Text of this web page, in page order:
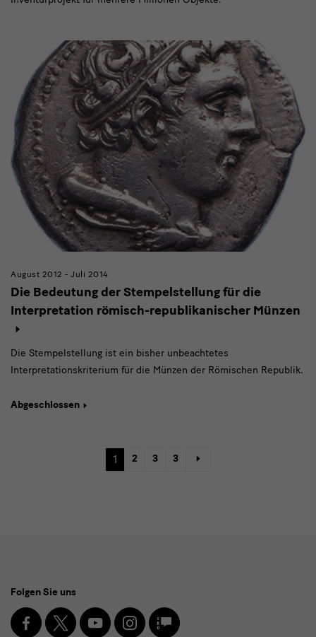
August 2012 - Juli 2014
Die Bedeutung der Stempelstellung für die
Interpretation römisch-republikanischer Münzen
Die Stempelstellung ist ein bisher unbeachtetes
Interpretationskriterium für die Münzen der Römischen Republik.
Abgeschlossen
1 2 3 3
Media
und
Folgen Sie uns
Facebook
X YoutubeInstagramSKD
Blog